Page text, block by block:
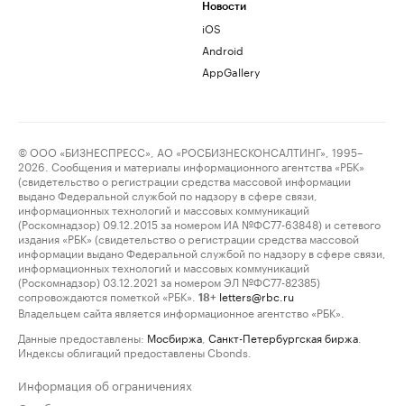
Новости
iOS
Android
AppGallery
© ООО «БИЗНЕСПРЕСС», АО «РОСБИЗНЕСКОНСАЛТИНГ», 1995–
2026. Сообщения и материалы информационного агентства «РБК»
(свидетельство о регистрации средства массовой информации
выдано Федеральной службой по надзору в сфере связи,
информационных технологий и массовых коммуникаций
(Роскомнадзор) 09.12.2015 за номером ИА №ФС77-63848) и сетевого
издания «РБК» (свидетельство о регистрации средства массовой
информации выдано Федеральной службой по надзору в сфере связи,
информационных технологий и массовых коммуникаций
(Роскомнадзор) 03.12.2021 за номером ЭЛ №ФС77-82385)
сопровождаются пометкой «РБК».
18+ letters@rbc.ru
Владельцем сайта является информационное агентство «РБК».
Данные предоставлены: Мосбиржа Санкт-Петербургская биржа
Индексы облигаций предоставлены Cbonds.
Информация об ограничениях